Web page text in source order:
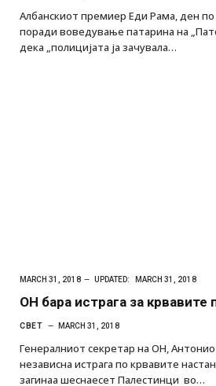
Албанскиот премиер Еди Рама, ден
поради воведување патарина на
дека „полицијата ја зачувала…
MARCH 31, 2018 UPDATED: MARCH 31, 2018
ОН бара истрага за крвавите
СВЕТ MARCH 31, 2018
Генералниот секретар на ОН,
независна истрага по крвавите
загинаа шеснаесет Палестинци во…